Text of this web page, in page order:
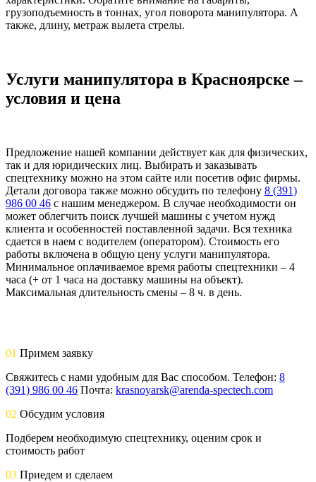
грузоподъемность в тоннах, угол поворота манипулятора. А
также, длину, метраж вылета стрелы.
Услуги манипулятора в Красноярске –
условия и цена
Предложение нашей компании действует как для физических,
так и для юридических лиц. Выбирать и заказывать
спецтехнику можно на этом сайте или посетив офис фирмы.
Детали договора также можно обсудить по телефону 8 (391)
986 00 46 с нашим менеджером. В случае необходимости он
может облегчить поиск лучшей машины с учетом нужд
клиента и особенностей поставленной задачи. Вся техника
сдается в наем с водителем (оператором). Стоимость его
работы включена в общую цену услуги манипулятора.
Минимальное оплачиваемое время работы спецтехники – 4
часа (+ от 1 часа на доставку машины на объект).
Максимальная длительность смены – 8 ч. в день.
01 Примем заявку
Свяжитесь с нами удобным для Вас способом. Телефон: 8
(391) 986 00 46 Почта: krasnoyarsk@arenda-spectech.com
02 Обсудим условия
Подберем необходимую спецтехнику, оценим срок и
стоимость работ
03 Приедем и сделаем